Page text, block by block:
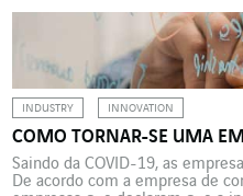
futuros urbanos: “A
econômico local”, “O êxodo
INDUSTRY INNOVATION
COMO TORNAR-SE UMA
Saindo da COVID-19, as
De acordo com a empresa de